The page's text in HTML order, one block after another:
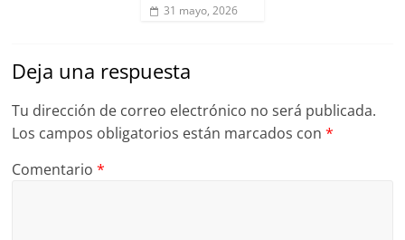
31 mayo, 2026
Deja una respuesta
Tu dirección de correo electrónico no será publicada.
Los campos obligatorios están marcados con*
Comentario*